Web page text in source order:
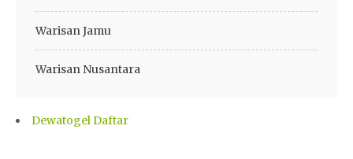
Warisan Jamu
Warisan Nusantara
Dewatogel Daftar